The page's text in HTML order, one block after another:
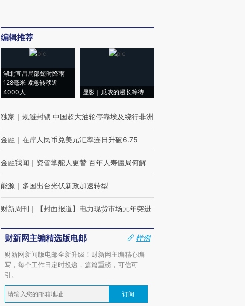
编辑推荐
湖北宜昌局部短时降雨
128毫米 紧急转移近
4000人
显影｜瓜农的漫长等待
独家 ｜ 规避封锁 中国超大油轮停靠埃及绕行非洲
金融 ｜ 在岸人民币兑美元汇率连日升破6.75
金融我闻 ｜ 资管掌舵人更替 百年人寿僵局何解
能源 ｜ 多国出台光伏新政加速转型
财新周刊 ｜ 【封面报道】电力现货市场元年突进
财新网主编精选版电邮
样例
财新网新闻版电邮全新升级！财新网主编精心编
写，每个工作日定时投递，篇篇重磅，可信可
引。
订阅